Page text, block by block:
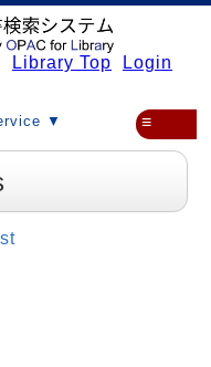
Library Top Login
▼ ≡